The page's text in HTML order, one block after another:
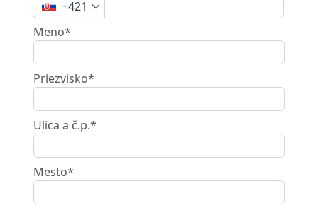
+421
Meno*
Priezvisko*
Ulica a č.p.*
Mesto*